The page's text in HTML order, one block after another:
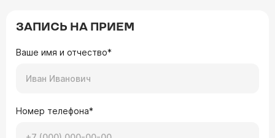
ЗАПИСЬ НА ПРИЕМ
Ваше имя и отчество*
Номер телефона*